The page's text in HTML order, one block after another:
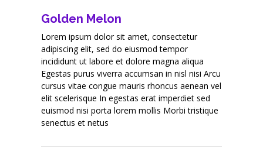
Golden Melon
Lorem ipsum dolor sit amet, consectetur
adipiscing elit, sed do eiusmod tempor
incididunt ut labore et dolore magna aliqua
Egestas purus viverra accumsan in nisl nisi Arcu
cursus vitae congue mauris rhoncus aenean vel
elit scelerisque In egestas erat imperdiet sed
euismod nisi porta lorem mollis Morbi tristique
senectus et netus